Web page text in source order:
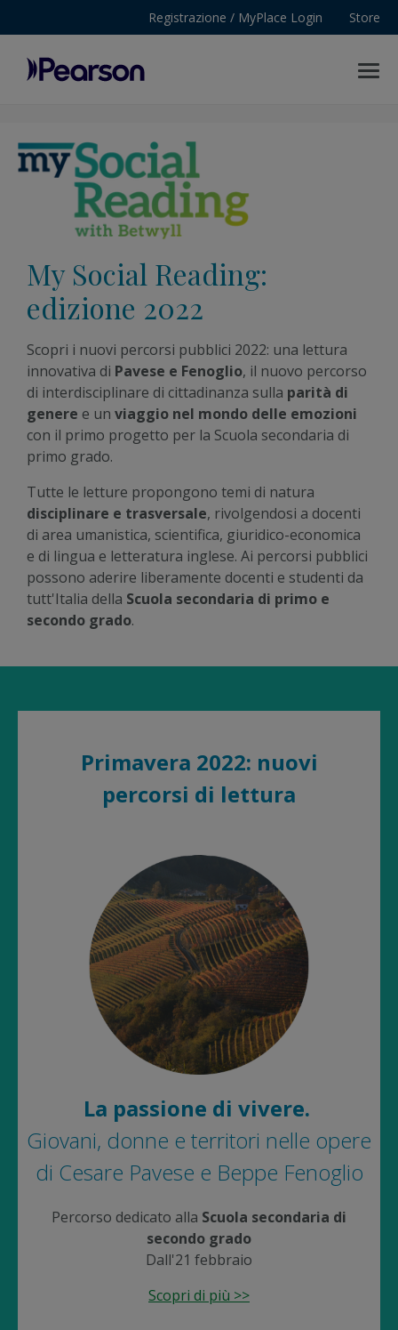
Registrazione / MyPlace Login Store
My Social Reading:
edizione 2022
Scopri i nuovi percorsi pubblici 2022: una lettura
innovativa di Pavese e Fenoglio, il nuovo percorso
di interdisciplinare di cittadinanza sulla parità di
genere e un viaggio nel mondo delle emozioni
con il primo progetto per la Scuola secondaria di
primo grado.
Tutte le letture propongono temi di natura
disciplinare e trasversale, rivolgendosi a docenti
di area umanistica, scientifica, giuridico-economica
e di lingua e letteratura inglese. Ai percorsi pubblici
possono aderire liberamente docenti e studenti da
tutt'Italia della Scuola secondaria di primo e
secondo grado.
Primavera 2022: nuovi
percorsi di lettura
La passione di vivere.
Giovani, donne e territori nelle opere
di Cesare Pavese e Beppe Fenoglio
Percorso dedicato alla Scuola secondaria di
secondo grado
Dall'21 febbraio
Scopri di più >>